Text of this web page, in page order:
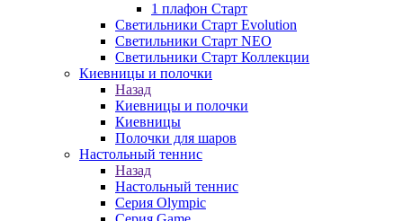
1 плафон Старт
Светильники Старт Evolution
Светильники Старт NEO
Светильники Старт Коллекции
Киевницы и полочки
Назад
Киевницы и полочки
Киевницы
Полочки для шаров
Настольный теннис
Назад
Настольный теннис
Серия Olympic